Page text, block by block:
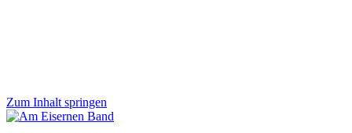
Zum Inhalt springen